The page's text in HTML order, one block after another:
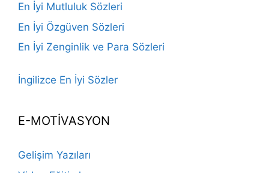
En İyi Mutluluk Sözleri
En İyi Özgüven Sözleri
En İyi Zenginlik ve Para Sözleri
İngilizce En İyi Sözler
E-MOTİVASYON
Gelişim Yazıları